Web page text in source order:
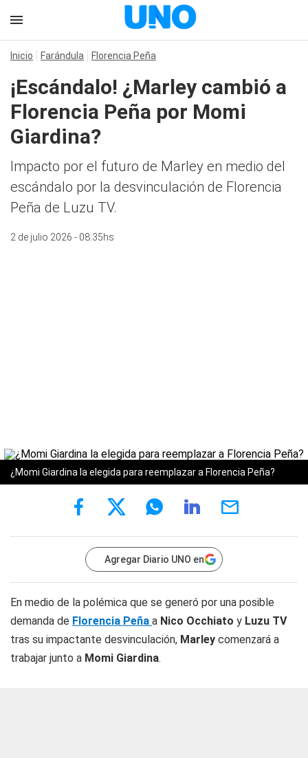
Inicio Farándula Florencia Peña
¡Escándalo! ¿Marley cambió a
Florencia Peña por Momi
Giardina?
Impacto por el futuro de Marley en medio del
escándalo por la desvinculación de Florencia
Peña de Luzu TV.
2 de julio 2026 - 08:35hs
¿Momi Giardina la elegida para reemplazar a Florencia Peña?
Agregar Diario UNO en
En medio de la polémica que se generó por una posible
demanda de Florencia Peña a Nico Occhiato y Luzu TV
tras su impactante desvinculación, Marley comenzará a
trabajar junto a Momi Giardina.